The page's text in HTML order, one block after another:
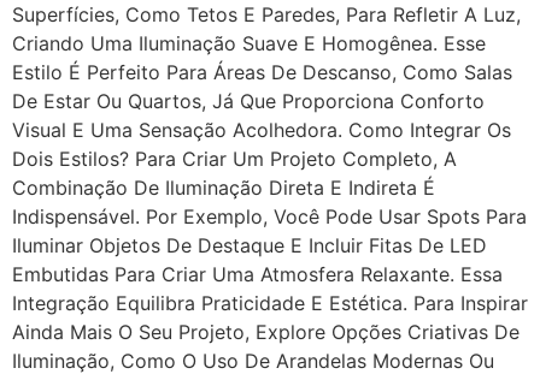
Superfícies, Como Tetos E Paredes, Para Refletir A Luz,
Criando Uma Iluminação Suave E Homogênea. Esse
Estilo É Perfeito Para Áreas De Descanso, Como Salas
De Estar Ou Quartos, Já Que Proporciona Conforto
Visual E Uma Sensação Acolhedora. Como Integrar Os
Dois Estilos? Para Criar Um Projeto Completo, A
Combinação De Iluminação Direta E Indireta É
Indispensável. Por Exemplo, Você Pode Usar Spots Para
Iluminar Objetos De Destaque E Incluir Fitas De LED
Embutidas Para Criar Uma Atmosfera Relaxante. Essa
Integração Equilibra Praticidade E Estética. Para Inspirar
Ainda Mais O Seu Projeto, Explore Opções Criativas De
Iluminação, Como O Uso De Arandelas Modernas Ou